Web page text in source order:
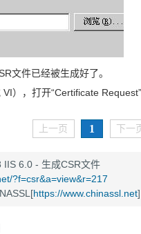
文件已经被生成好了。
），打开“Certificate
上一页 1 下一
IIS 6.0 - 生成CSR文件
?f=csr&a=view&r=217
https://www.chinassl.net]